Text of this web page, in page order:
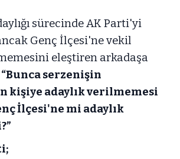
sürecinde AK Parti'yi
Genç İlçesi'ne vekil
eleştiren arkadaşa
“Bunca serzenişin
kişiye adaylık verilmemesi
İlçesi'ne mi adaylık